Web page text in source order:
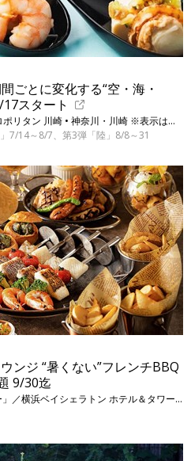
ごとに変化する“空・海・
スタート
TERRACE AND TABLE／ホテルメトロポリタン 川崎 • 神奈川・川崎 ※表示は平日ランチ料金です
7/14～8/7、第3弾「陸」8/8～31
ンジ “暑くない”フレンチBBQ
9/30迄
一休.COM（フレンチ「ベイ・ビュー」／横浜ベイシェラトン ホテル＆タワーズ） • 神奈川・横浜